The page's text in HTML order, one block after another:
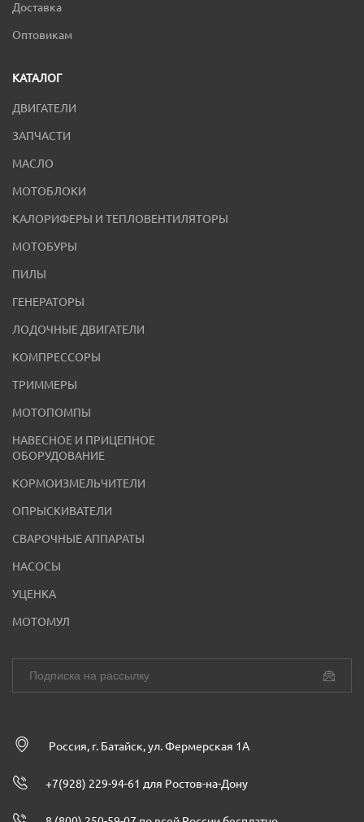
Доставка
Оптовикам
КАТАЛОГ
ДВИГАТЕЛИ
ЗАПЧАСТИ
МАСЛО
МОТОБЛОКИ
КАЛОРИФЕРЫ И ТЕПЛОВЕНТИЛЯТОРЫ
МОТОБУРЫ
ПИЛЫ
ГЕНЕРАТОРЫ
ЛОДОЧНЫЕ ДВИГАТЕЛИ
КОМПРЕССОРЫ
ТРИММЕРЫ
МОТОПОМПЫ
НАВЕСНОЕ И ПРИЦЕПНОЕ
ОБОРУДОВАНИЕ
КОРМОИЗМЕЛЬЧИТЕЛИ
ОПРЫСКИВАТЕЛИ
СВАРОЧНЫЕ АППАРАТЫ
НАСОСЫ
УЦЕНКА
МОТОМУЛ
Россия, г. Батайск, ул. Фермерская 1А
+7(928) 229-94-61 для Ростов-на-Дону